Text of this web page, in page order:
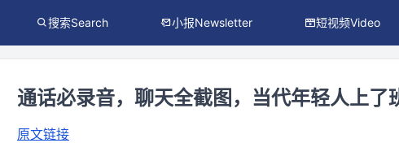
搜索Search 小报Newsletter 短视频Video
通话必录音，聊天全截图，当代年轻人上了
原文链接